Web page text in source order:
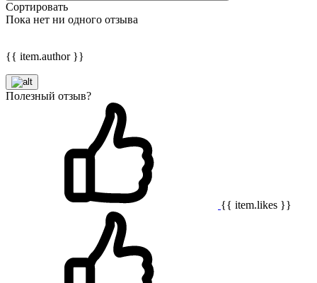
Сортировать
Пока нет ни одного отзыва
{{ item.author }}
Полезный отзыв?
{{ item.likes }}